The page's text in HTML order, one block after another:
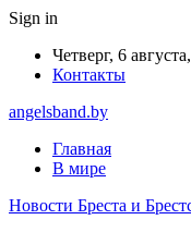
Sign in
Четверг, 6
Контакты
angelsband.by
Главная
В мире
Новости Бреста и